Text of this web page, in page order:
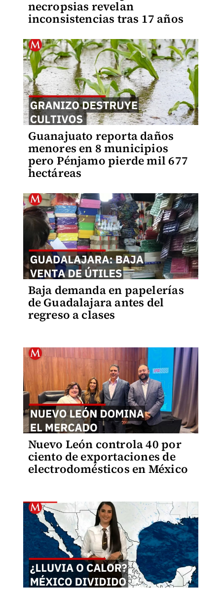
necropsias revelan
inconsistencias tras 17 años
Guanajuato reporta daños
menores en 8 municipios
pero Pénjamo pierde mil 677
hectáreas
Baja demanda en papelerías
de Guadalajara antes del
regreso a clases
Nuevo León controla 40 por
ciento de exportaciones de
electrodomésticos en México